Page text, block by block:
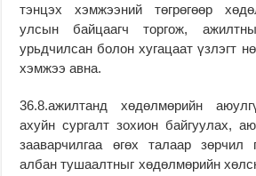
тэнцэх хэмжээний төгрөгөөр
улсын байцаагч торгож,
урьдчилсан болон хугацаат үзлэгт
хэмжээ авна.
36.8.ажилтанд хөдөлмөрийн
ахуйн сургалт зохион байгуулах,
зааварчилгаа өгөх талаар зөрчил
албан тушаалтныг хөдөлмөрийн